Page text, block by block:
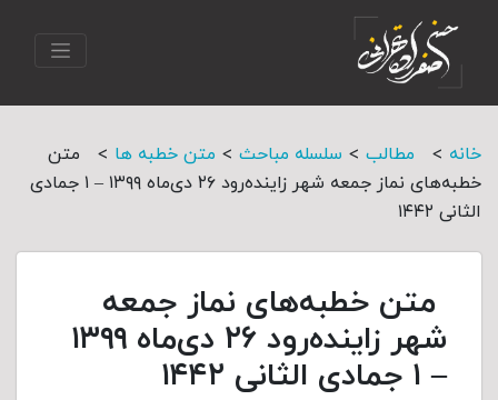
خانه > مطالب > سلسله مباحث > متن خطبه ها >
متن
خطبه‌های نماز جمعه شهر زاینده‌رود ۲۶ دی‌‌ماه ۱۳۹۹ – ۱ جمادی
الثانی ۱۴۴۲
متن خطبه‌های نماز جمعه
شهر زاینده‌رود ۲۶ دی‌‌ماه ۱۳۹۹
– ۱ جمادی الثانی ۱۴۴۲